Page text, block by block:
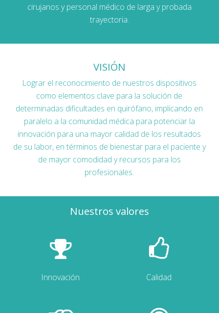
cirujanos y personal médico de larga y probada
trayectoria.
VISIÓN
Lograr el reconocimiento de nuestros dispositivos
como elementos clave para la solución de
determinadas dificultades en quirófano, implicando en
paralelo a la comunidad médica para potenciar la
innovación para una mayor calidad de los resultados
de su labor, en términos de bienestar para el paciente y
de mayor comodidad y recursos para los
profesionales.
Nuestros valores
Innovación Calidad